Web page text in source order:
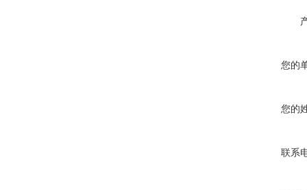
您的
您的
联系